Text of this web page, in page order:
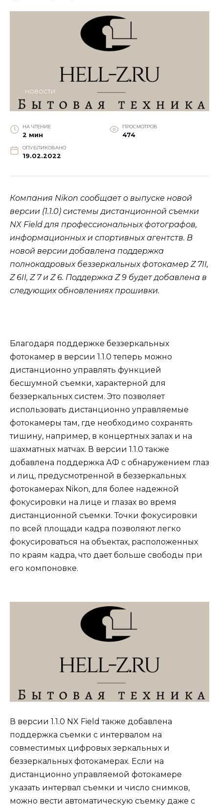
НОВОСТИ
НА ЧТЕНИЕ
2 мин
ПРОСМОТРОВ
474
ОПУБЛИКОВАНО
19.02.2022
Компания Nikon сообщает о выпуске новой
версии (1.1.0) системы дистанционной съемки
NX Field для профессиональных фотографов,
информационных и спортивных агентств. В
новой версии добавлена поддержка
полнокадровых беззеркальных фотокамер Z 7II,
Z 6II, Z 7 и Z 6. Поддержка Z 9 будет добавлена в
следующих обновлениях прошивки.
Благодаря поддержке беззеркальных
фотокамер в версии 1.1.0 теперь можно
дистанционно управлять функцией
бесшумной съемки, характерной для
беззеркальных систем. Это позволяет
использовать дистанционно управляемые
фотокамеры там, где необходимо сохранять
тишину, например, в концертных залах и на
шахматных матчах. В версии 1.1.0 также
добавлена поддержка АФ с обнаружением глаз
и лиц, предусмотренной в беззеркальных
фотокамерах Nikon, для более надежной
фокусировки на лице и глазах во время
дистанционной съемки. Точки фокусировки
по всей площади кадра позволяют легко
фокусироваться на объектах, расположенных
по краям кадра, что дает больше свободы при
его компоновке.
В версии 1.1.0 NX Field также добавлена
поддержка съемки с интервалом на
совместимых цифровых зеркальных и
беззеркальных фотокамерах. Если на
дистанционно управляемой фотокамере
указать интервал съемки и число снимков,
можно вести автоматическую съемку даже с